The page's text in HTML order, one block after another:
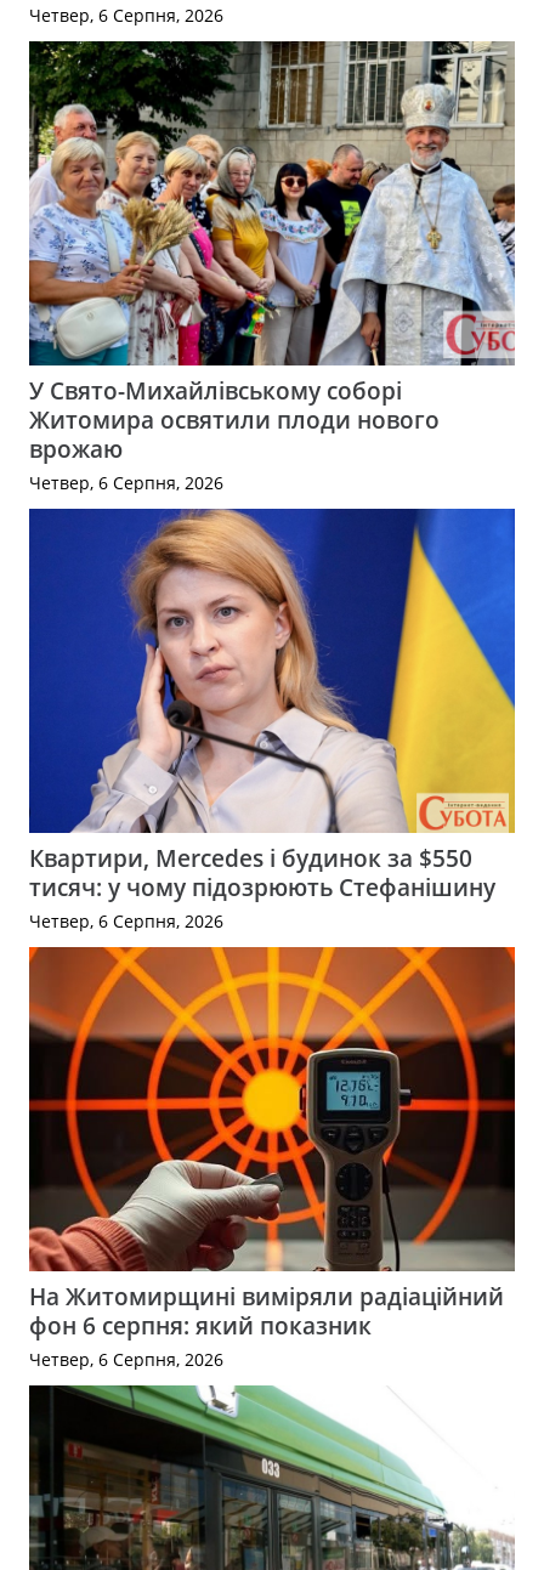
Четвер, 6 Серпня, 2026
У Свято-Михайлівському соборі
Житомира освятили плоди нового
врожаю
Четвер, 6 Серпня, 2026
Квартири, Mercedes і будинок за $550
тисяч: у чому підозрюють Стефанішину
Четвер, 6 Серпня, 2026
На Житомирщині виміряли радіаційний
фон 6 серпня: який показник
Четвер, 6 Серпня, 2026